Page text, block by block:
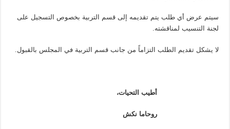
سيتم عرض أي طلب يتم تقديمه إلى قسم التربية بخصوص التسجيل على
لجنة التنسيب لمناقشته.
لا يشكل تقديم الطلب التزاماً من جانب قسم التربية في المجلس بالقبول.
أطيب التحيات،
روحاما نكش